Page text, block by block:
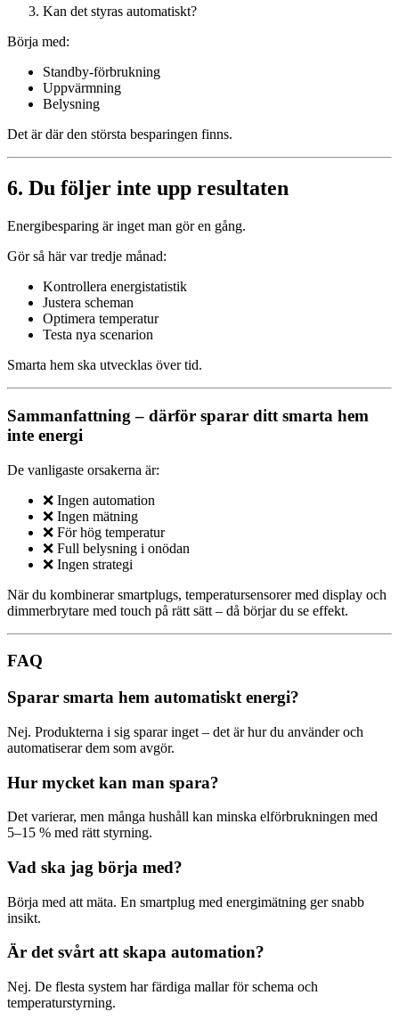
Kan det styras automatiskt?
Börja med:
Standby-förbrukning
Uppvärmning
Belysning
Det är där den största besparingen finns.
6. Du följer inte upp resultaten
Energibesparing är inget man gör en gång.
Gör så här var tredje månad:
Kontrollera energistatistik
Justera scheman
Optimera temperatur
Testa nya scenarion
Smarta hem ska utvecklas över tid.
Sammanfattning – därför sparar ditt smarta hem
inte energi
De vanligaste orsakerna är:
❌ Ingen automation
❌ Ingen mätning
❌ För hög temperatur
❌ Full belysning i onödan
❌ Ingen strategi
När du kombinerar smartplugs, temperatursensorer med display och
dimmerbrytare med touch på rätt sätt – då börjar du se effekt.
FAQ
Sparar smarta hem automatiskt energi?
Nej. Produkterna i sig sparar inget – det är hur du använder och
automatiserar dem som avgör.
Hur mycket kan man spara?
Det varierar, men många hushåll kan minska elförbrukningen med
5–15 % med rätt styrning.
Vad ska jag börja med?
Börja med att mäta. En smartplug med energimätning ger snabb
insikt.
Är det svårt att skapa automation?
Nej. De flesta system har färdiga mallar för schema och
temperaturstyrning.